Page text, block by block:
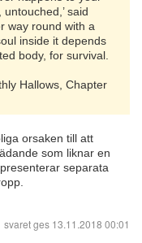
said
way round with a
inside it depends
body, for survival.
Hallows, Chapter
orsaken till att
som liknar en
separata
svaret ges 13.11.2018 00:01